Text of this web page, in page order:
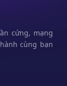
cứng, mạng
cùng bạn